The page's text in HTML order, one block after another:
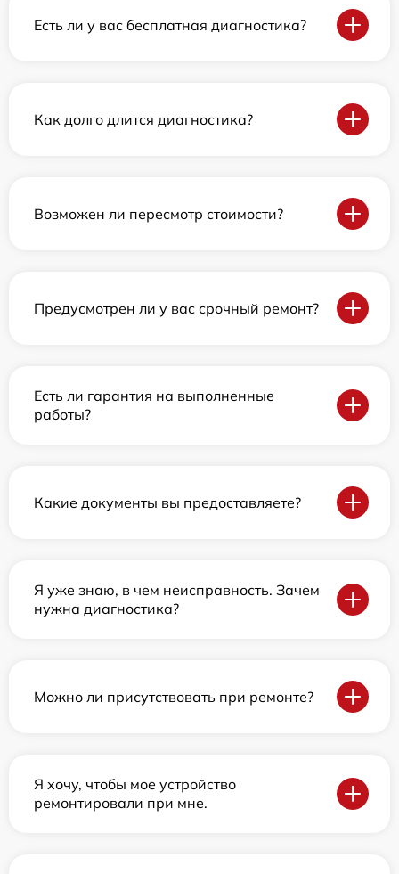
Есть ли у вас бесплатная диагностика?
Как долго длится диагностика?
Возможен ли пересмотр стоимости?
Предусмотрен ли у вас срочный ремонт?
Есть ли гарантия на выполненные
работы?
Какие документы вы предоставляете?
Я уже знаю, в чем неисправность. Зачем
нужна диагностика?
Можно ли присутствовать при ремонте?
Я хочу, чтобы мое устройство
ремонтировали при мне.